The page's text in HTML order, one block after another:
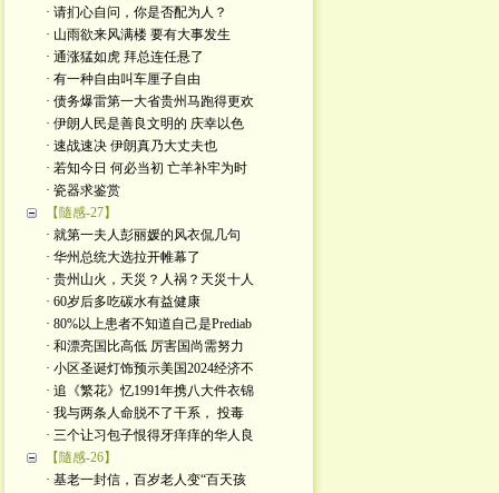
· 请扪心自问，你是否配为人？
· 山雨欲来风满楼 要有大事发生
· 通涨猛如虎 拜总连任悬了
· 有一种自由叫车厘子自由
· 债务爆雷第一大省贵州马跑得更欢
· 伊朗人民是善良文明的 庆幸以色
· 速战速决 伊朗真乃大丈夫也
· 若知今日 何必当初 亡羊补牢为时
· 瓷器求鉴赏
【隨感-27】
· 就第一夫人彭丽媛的风衣侃几句
· 华州总统大选拉开帷幕了
· 贵州山火，天災？人祸？天災十人
· 60岁后多吃碳水有益健康
· 80%以上患者不知道自己是Prediab
· 和漂亮国比高低 厉害国尚需努力
· 小区圣诞灯饰预示美国2024经济不
· 追《繁花》忆1991年携八大件衣锦
· 我与两条人命脱不了干系， 投毒
· 三个让习包子恨得牙痒痒的华人良
【隨感-26】
· 基老一封信，百岁老人变“百天孩